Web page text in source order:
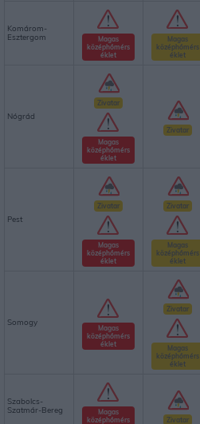
Komárom-
Esztergom
Magas
középhőmérs
éklet
Magas
középhőmérs
éklet
Nógrád
Zivatar
Magas
középhőmérs
éklet
Zivatar
Pest
Zivatar
Magas
középhőmérs
éklet
Zivatar
Magas
középhőmérs
éklet
Somogy
Magas
középhőmérs
éklet
Zivatar
Magas
középhőmérs
éklet
Szabolcs-
Szatmár-Bereg
Magas
középhőmérs
Zivatar